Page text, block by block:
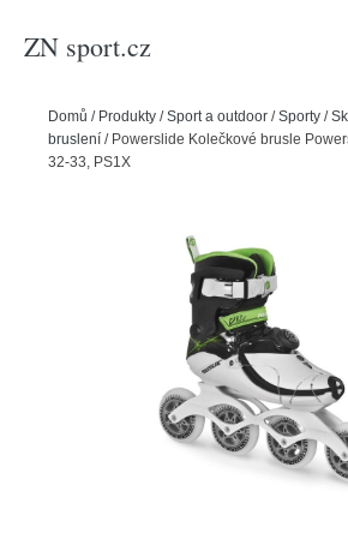
ZN sport.cz
Domů / Produkty /Sport a outdoor /Sporty /
bruslení / Powerslide Kolečkové brusle
32-33, PS1X